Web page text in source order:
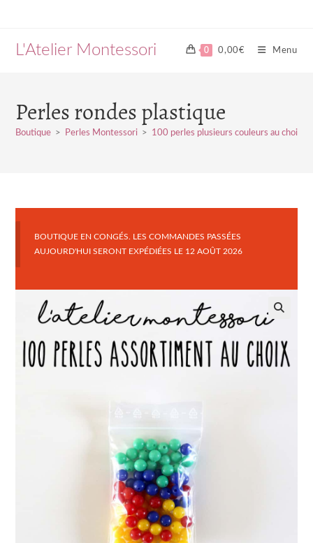
contentL'Atelier Montessori 0 0,00€ Menu
Perles rondes plastique
Boutique > Perles Montessori > 100 perles plusieurs couleurs au choix
BOUTIQUE EN CONGÉS. LES COMMANDES PASSÉES
AUJOURD'HUI SERONT EXPÉDIÉES LE 12 AOÛT 2026